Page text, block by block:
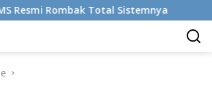
Rombak Total Sistemnya